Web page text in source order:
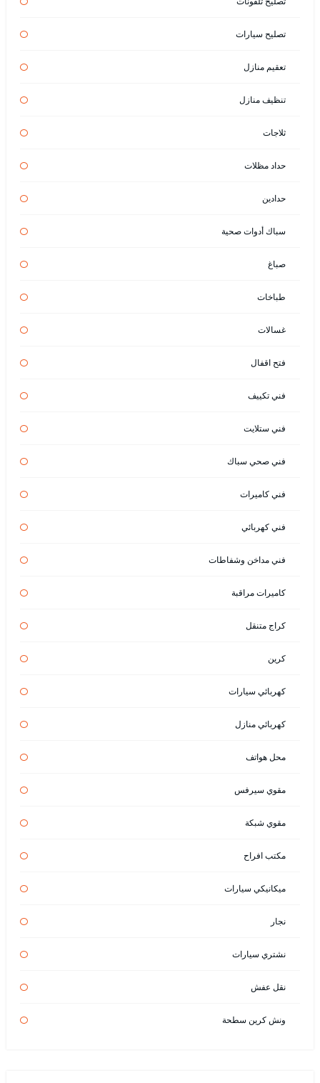
تصليح سيارات
تعقيم منازل
تنظيف منازل
ثلاجات
حداد مظلات
حدادين
سباك أدوات صحية
صباغ
طباخات
غسالات
فتح اقفال
فني تكييف
فني ستلايت
فني صحي سباك
فني كاميرات
فني كهربائي
فني مداخن وشفاطات
كاميرات مراقبة
كراج متنقل
كرين
كهربائي سيارات
كهربائي منازل
محل هواتف
مقوي سيرفس
مقوي شبكة
مكتب افراح
ميكانيكي سيارات
نجار
نشتري سيارات
نقل عفش
ونش كرين سطحة